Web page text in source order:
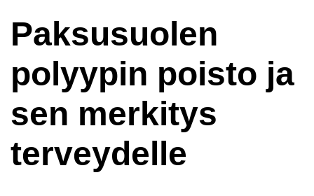
Paksusuolen
polyypin poisto ja
sen merkitys
terveydelle